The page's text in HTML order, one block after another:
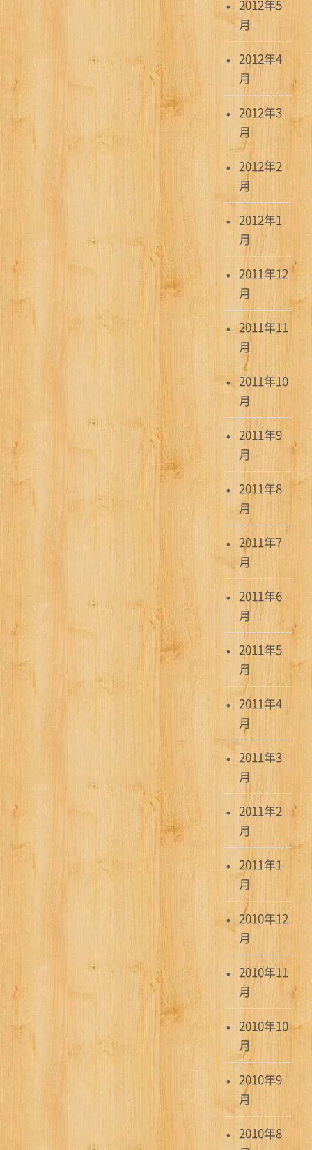
2012年5
月
2012年4
月
2012年3
月
2012年2
月
2012年1
月
2011年12
月
2011年11
月
2011年10
月
2011年9
月
2011年8
月
2011年7
月
2011年6
月
2011年5
月
2011年4
月
2011年3
月
2011年2
月
2011年1
月
2010年12
月
2010年11
月
2010年10
月
2010年9
月
2010年8